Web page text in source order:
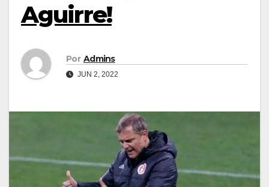
Aguirre!
Por Admins
JUN 2, 2022